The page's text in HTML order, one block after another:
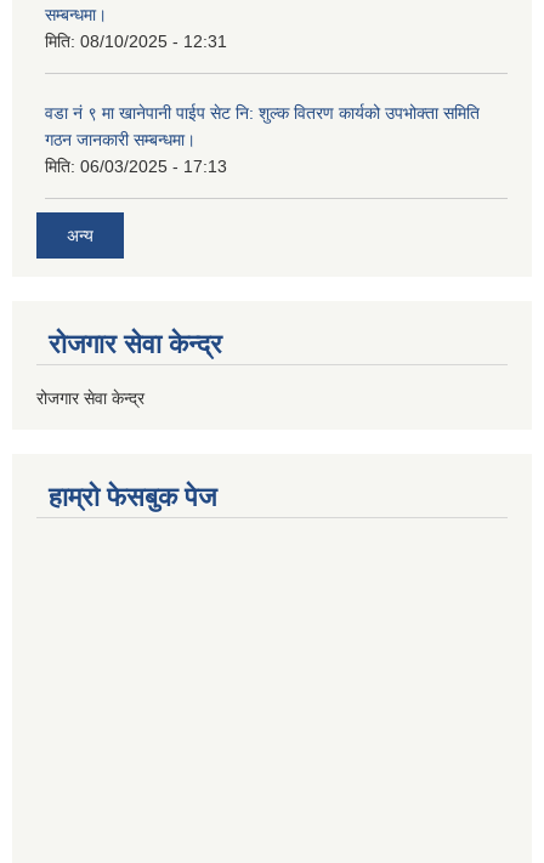
सम्बन्धमा।
मिति: 08/10/2025 - 12:31
वडा नं ९ मा खानेपानी पाईप सेट नि: शुल्क वितरण कार्यको उपभोक्ता समिति
गठन जानकारी सम्बन्धमा।
मिति: 06/03/2025 - 17:13
अन्य
रोजगार सेवा केन्द्र
रोजगार सेवा केन्द्र
हाम्राे फेसबुक पेज